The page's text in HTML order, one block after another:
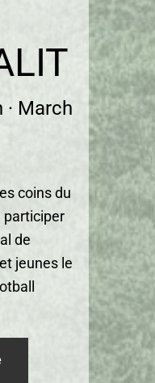
March
coins du
participer
de
jeunes le